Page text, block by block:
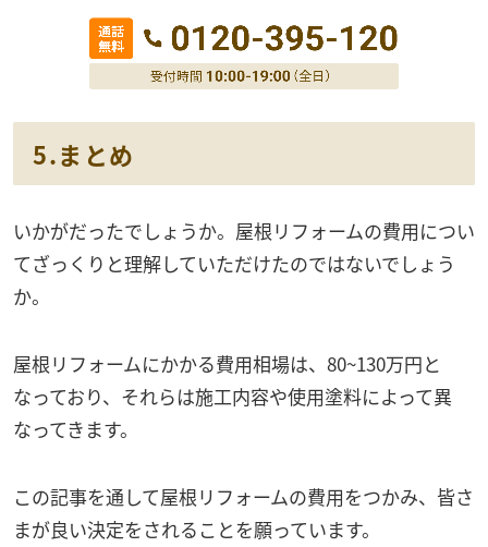
5.まとめ
いかがだったでしょうか。屋根リフォームの費用につい
てざっくりと理解していただけたのではないでしょう
か。
屋根リフォームにかかる費用相場は、80~130万円と
なっており、それらは施工内容や使用塗料によって異
なってきます。
この記事を通して屋根リフォームの費用をつかみ、皆さ
まが良い決定をされることを願っています。